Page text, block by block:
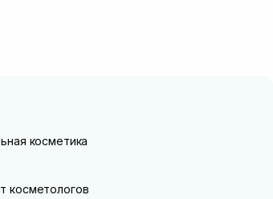
косметика
косметологов